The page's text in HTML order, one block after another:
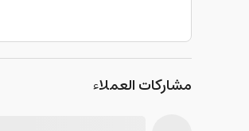
مشاركات العملاء